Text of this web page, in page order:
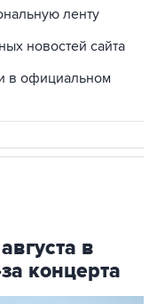
ленту
новостей сайта
в официальном
в
концерта